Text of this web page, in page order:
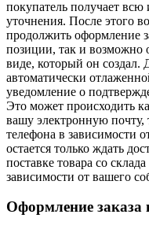
покупатель получает
уточнения. После этого
продолжить оформление
позиции, так и возможно
виде, который он создал.
автоматически
уведомление о
Это может происходить
вашу электронную
телефона в зависимости
остается только ждать
поставке товара со
зависимости от вашего
Оформление заказа